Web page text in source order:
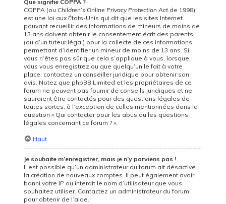
Que signifie COPPA ?
COPPA (ouChildren’s Online Privacy Protection Actde 1998)
est une loi aux États-Unis qui dit que les sites Internet
pouvant recueillir des informations de mineurs de moins de
13 ans doivent obtenir le consentement écrit des parents
(ou d’un tuteur légal) pour la collecte de ces informations
permettant d’identifier un mineur de moins de 13 ans. Si
vous n’êtes pas sûr que cela s’applique à vous, lorsque
vous vous enregistrez ou que quelqu’un le fait à votre
place, contactez un conseiller juridique pour obtenir son
avis. Notez que phpBB Limited et les propriétaires de ce
forum ne peuvent pas fournir de conseils juridiques et ne
sauraient être contactés pour des questions légales de
toutes sortes, à l’exception de celles mentionnées dans la
question « Qui contacter pour les abus ou les questions
légales concernant ce forum ? ».
Haut
Je souhaite m’enregistrer, mais je n’y parviens pas !
Il est possible qu’un administrateur du forum ait désactivé
la création de nouveaux comptes. Il peut également avoir
banni votre IP ou interdit le nom d’utilisateur que vous
souhaitez utiliser. Contactez un administrateur du forum
pour obtenir de l’aide.